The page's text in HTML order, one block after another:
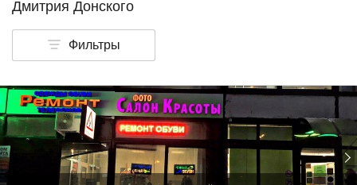
Дмитрия Донского
Фильтры